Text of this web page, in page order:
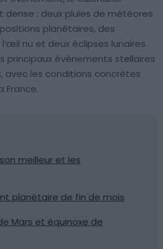
dense : deux pluies de météores
planétaires, des
nu et deux éclipses lunaires.
principaux évènements stellaires
avec les conditions concrètes
France.
meilleur et les
planétaire de fin de mois
Mars et équinoxe de